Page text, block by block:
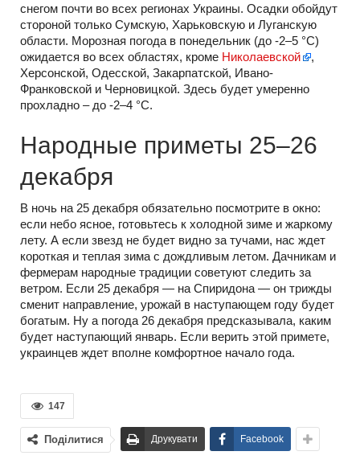
снегом почти во всех регионах Украины. Осадки обойдут
стороной только Сумскую, Харьковскую и Луганскую
области. Морозная погода в понедельник (до -2–5 °С)
ожидается во всех областях, кроме Николаевской
,
Херсонской, Одесской, Закарпатской, Ивано-
Франковской и Черновицкой. Здесь будет умеренно
прохладно – до -2–4 °С.
Народные приметы 25–26
декабря
В ночь на 25 декабря обязательно посмотрите в окно:
если небо ясное, готовьтесь к холодной зиме и жаркому
лету. А если звезд не будет видно за тучами, нас ждет
короткая и теплая зима с дождливым летом. Дачникам и
фермерам народные традиции советуют следить за
ветром. Если 25 декабря — на Спиридона — он трижды
сменит направление, урожай в наступающем году будет
богатым. Ну а погода 26 декабря предсказывала, каким
будет наступающий январь. Если верить этой примете,
украинцев ждет вполне комфортное начало года.
147
Поділитися Друкувати Facebook